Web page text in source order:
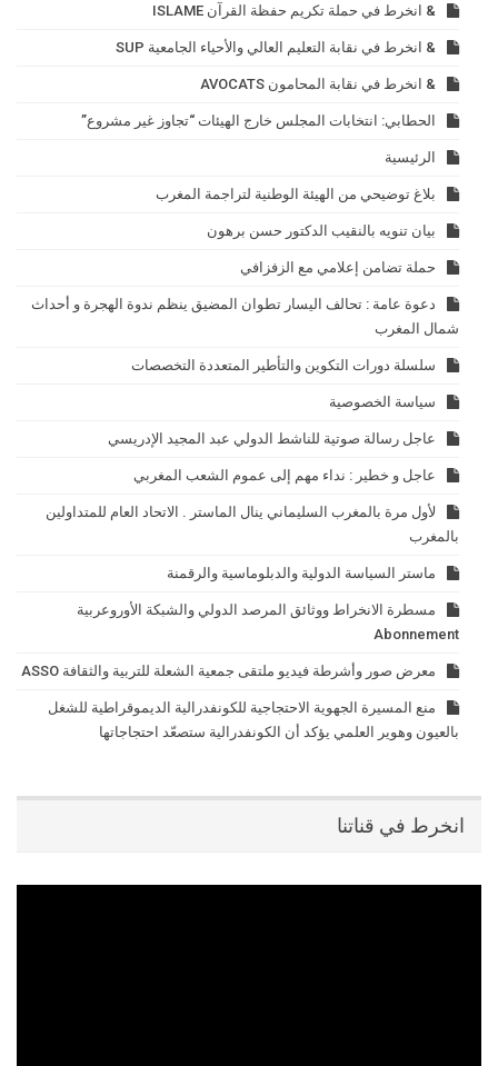
& انخرط في حملة تكريم حفظة القرآن ISLAME
& انخرط في نقابة التعليم العالي والأحياء الجامعية SUP
& انخرط في نقابة المحامون AVOCATS
الحطابي: انتخابات المجلس خارج الهيئات “تجاوز غير مشروع”
الرئيسية
بلاغ توضيحي من الهيئة الوطنية لتراجمة المغرب
بيان تنويه بالنقيب الدكتور حسن برهون
حملة تضامن إعلامي مع الزفزافي
دعوة عامة : تحالف اليسار تطوان المضيق ينظم ندوة الهجرة و أحداث
شمال المغرب
سلسلة دورات التكوين والتأطير المتعددة التخصصات
سياسة الخصوصية
عاجل رسالة صوتية للناشط الدولي عبد المجيد الإدريسي
عاجل و خطير : نداء مهم إلى عموم الشعب المغربي
لأول مرة بالمغرب السليماني ينال الماستر . الاتحاد العام للمتداولين
بالمغرب
ماستر السياسة الدولية والدبلوماسية والرقمنة
مسطرة الانخراط ووثائق المرصد الدولي والشبكة الأوروعربية
Abonnement
معرض صور وأشرطة فيديو ملتقى جمعية الشعلة للتربية والثقافة ASSO
منع المسيرة الجهوية الاحتجاجية للكونفدرالية الديموقراطية للشغل
بالعيون وهوير العلمي يؤكد أن الكونفدرالية ستصعّد احتجاجاتها
انخرط في قناتنا